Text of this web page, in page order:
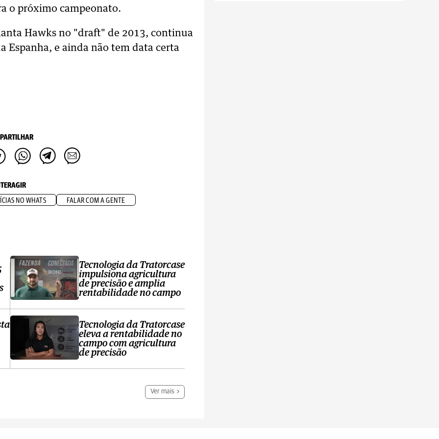
o próximo campeonato.
Hawks no "draft" de 2013, continua
Espanha, e ainda não tem data certa
NO WHATS FALAR COM A GENTE
Tecnologia da Tratorcase
impulsiona agricultura
de precisão e amplia
rentabilidade no campo
Tecnologia da Tratorcase
eleva a rentabilidade no
campo com agricultura
de precisão
Ver mais